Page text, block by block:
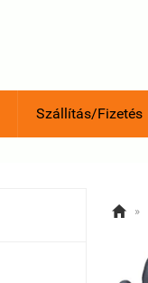
Szállítás/Fizetés
 »